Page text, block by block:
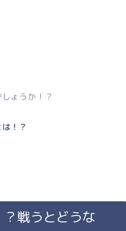
ょうか！？
！？
戦うとどうな